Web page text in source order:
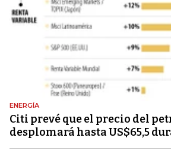
ENERGÍA
Citi prevé que el precio del
desplomará hasta US$65,5